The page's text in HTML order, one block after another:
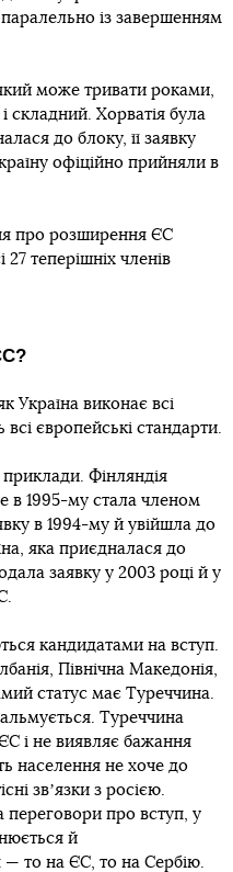
із завершенням
може тривати роками,
складний. Хорватія була
до блоку, її заявку
офіційно прийняли в
про розширення ЄС
теперішніх членів
Україна виконає всі
європейські стандарти.
приклади. Фінляндія
в 1995-му стала членом
в 1994-му й увійшла до
яка приєдналася до
заявку у 2003 році й у
кандидатами на вступ.
Північна Македонія,
статус має Туреччина.
Туреччина
і не виявляє бажання
населення не хоче до
звʼязки з росією.
переговори про вступ, у
й
— то на ЄС, то на Сербію.